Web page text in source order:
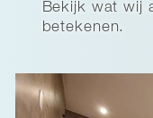
Bekijk wat wij
betekenen.